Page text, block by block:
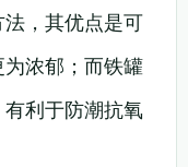
，其优点是可
浓郁；而铁罐
利于防潮抗氧